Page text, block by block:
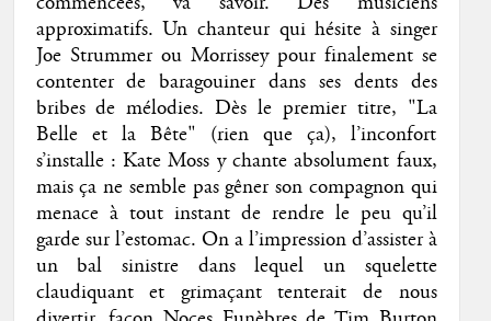
approximatifs. Un chanteur qui hésite à singer
Joe Strummer ou Morrissey pour finalement se
contenter de baragouiner dans ses dents des
bribes de mélodies. Dès le premier titre, "La
Belle et la Bête" (rien que ça), l’inconfort
s’installe : Kate Moss y chante absolument faux,
mais ça ne semble pas gêner son compagnon qui
menace à tout instant de rendre le peu qu’il
garde sur l’estomac. On a l’impression d’assister à
un bal sinistre dans lequel un squelette
claudiquant et grimaçant tenterait de nous